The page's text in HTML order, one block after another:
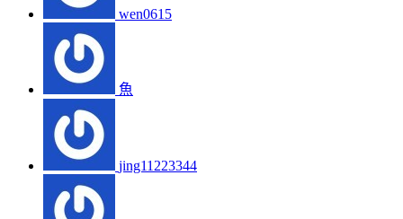
wen0615
魚
jing11223344